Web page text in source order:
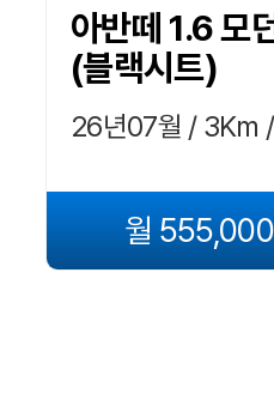
아반떼 1.6 모
(블랙시트)
26년07월 / 3Km
월